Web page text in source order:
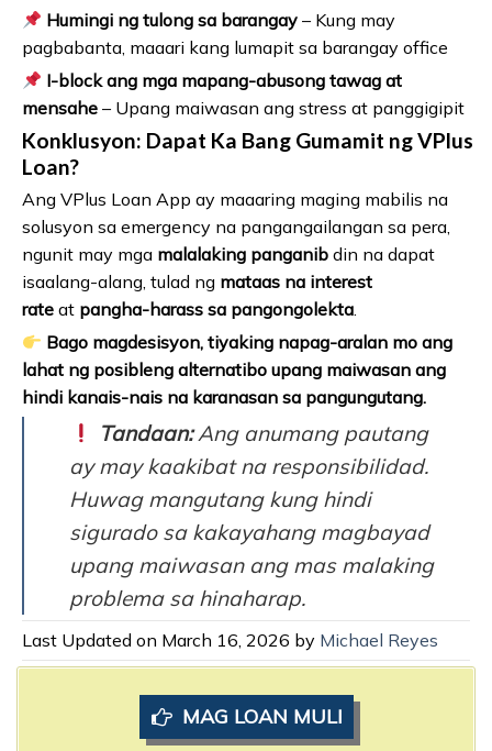
Humingi ng tulong sa barangay – Kung may
pagbabanta, maaari kang lumapit sa barangay office
I-block ang mga mapang-abusong tawag at
mensahe – Upang maiwasan ang stress at panggigipit
Konklusyon: Dapat Ka Bang Gumamit ng VPlus
Loan?
Ang VPlus Loan App ay maaaring maging mabilis na
solusyon sa emergency na pangangailangan sa pera,
ngunit may mga malalaking panganib din na dapat
isaalang-alang, tulad ng mataas na interest
rate at pangha-harass sa pangongolekta.
Bago magdesisyon, tiyaking napag-aralan mo ang
lahat ng posibleng alternatibo upang maiwasan ang
hindi kanais-nais na karanasan sa pangungutang.
Tandaan:Ang anumang pautang
ay may kaakibat na responsibilidad.
Huwag mangutang kung hindi
sigurado sa kakayahang magbayad
upang maiwasan ang mas malaking
problema sa hinaharap.
Last Updated on March 16, 2026 by Michael Reyes
MAG LOAN MULI